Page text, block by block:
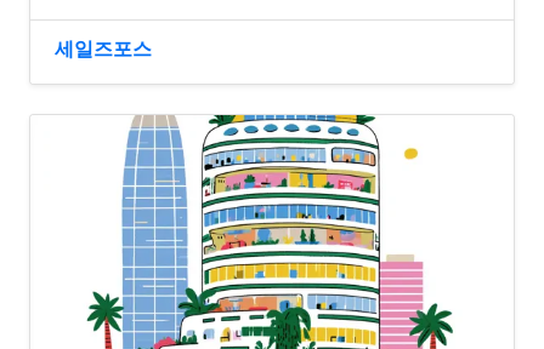
세일즈포스